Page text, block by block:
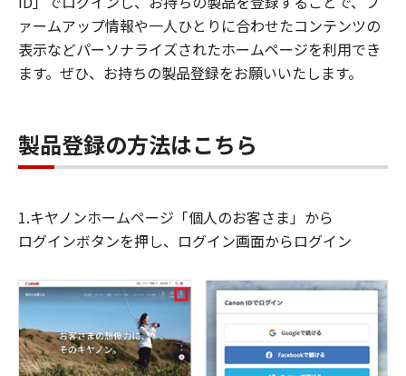
ァームアップ情報や一人ひとりに合わせたコンテンツの
表示などパーソナライズされたホームページを利用でき
ます。ぜひ、お持ちの製品登録をお願いいたします。
製品登録の方法はこちら
1.キヤノンホームページ「個人のお客さま」から
ログインボタンを押し、ログイン画面からログイン